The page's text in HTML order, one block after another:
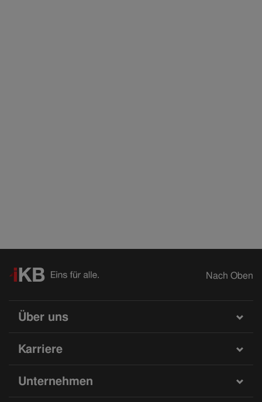
Nach Oben
Über uns
Karriere
Unternehmen